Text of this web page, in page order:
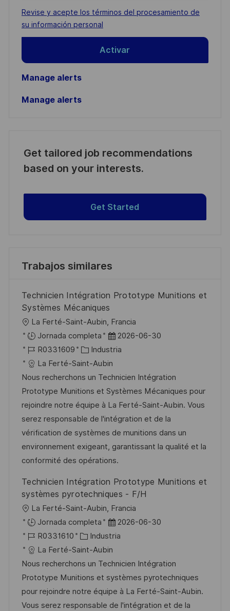
address
(Required)
Required
Revise y acepte los términos del procesamiento de
su información personal
Activar
Manage alerts
Manage alerts
Get tailored job recommendations
based on your interests.
Get Started
Trabajos similares
Technicien Intégration Prototype Munitions et
Systèmes Mécaniques
U
b
c
a
c
i
ó
n
La Ferté-Saint-Aubin, Francia
Jornada completa
F
e
c
h
a
d
e
p
u
b
c
a
c
2026-06-30
I
D
d
e
e
m
p
l
e
R0331609
C
a
t
e
g
o
r
í
a
Industria
La Ferté-Saint-Aubin
Nous recherchons un Technicien Intégration
Prototype Munitions et Systèmes Mécaniques pour
rejoindre notre équipe à La Ferté-Saint-Aubin. Vous
serez responsable de l'intégration et de la
vérification de systèmes de munitions dans un
environnement exigeant, garantissant la qualité et la
conformité des opérations.
Technicien Intégration Prototype Munitions et
systèmes pyrotechniques - F/H
U
b
c
a
c
i
ó
La Ferté-Saint-Aubin, Francia
Jornada completa
F
e
c
h
a
d
e
2026-06-30
I
D
d
e
e
m
R0331610
C
a
t
e
g
o
Industria
La Ferté-Saint-Aubin
Nous recherchons un Technicien Intégration
Prototype Munitions et systèmes pyrotechniques
pour rejoindre notre équipe à La Ferté-Saint-Aubin.
Vous serez responsable de l'intégration et de la